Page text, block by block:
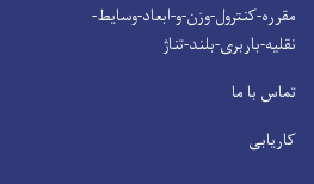
مقرره-کنترول-وزن-و-ابعاد-وسایط-
نقلیه-باربری-بلند-تناژ
تماس با ما
کاریابی